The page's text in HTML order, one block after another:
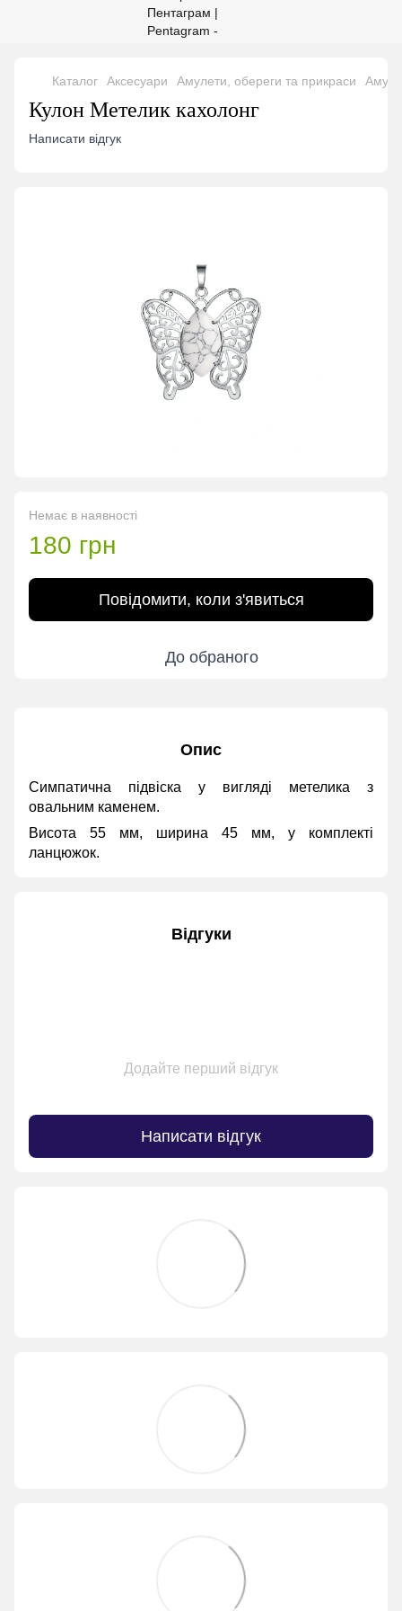
Каталог Аксесуари Амулети, обереги та прикраси
Кулон Метелик кахолонг
Написати відгук
Немає в наявності
180 грн
Повідомити, коли з'явиться
До обраного
Опис
Симпатична підвіска у вигляді метелика з
овальним каменем.
Висота 55 мм, ширина 45 мм, у комплекті
ланцюжок.
Відгуки
Додайте перший відгук
Написати відгук